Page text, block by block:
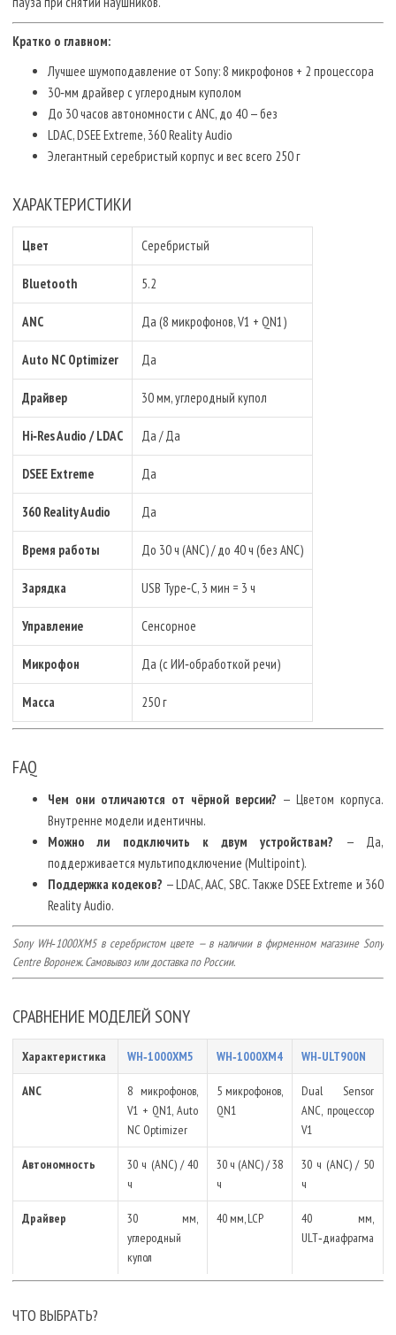
Кратко о главном:
Лучшее шумоподавление от Sony: 8 микрофонов + 2 процессора
30‑мм драйвер с углеродным куполом
До 30 часов автономности с ANC, до 40 — без
LDAC, DSEE Extreme, 360 Reality Audio
Элегантный серебристый корпус и вес всего 250 г
ХАРАКТЕРИСТИКИ
Цвет Серебристый
Bluetooth 5.2
ANC Да (8 микрофонов, V1 + QN1)
Auto NC Optimizer Да
Драйвер 30 мм, углеродный купол
Hi‑Res Audio / LDAC Да / Да
DSEE Extreme Да
360 Reality Audio Да
Время работы До 30 ч (ANC) / до 40 ч (без ANC)
Зарядка USB Type‑C, 3 мин = 3 ч
Управление Сенсорное
Микрофон Да (с ИИ‑обработкой речи)
Масса 250 г
FAQ
Чем они отличаются от чёрной версии? — Цветом корпуса.
Внутренне модели идентичны.
Можно ли подключить к двум устройствам? — Да,
поддерживается мультиподключение (Multipoint).
Поддержка кодеков? — LDAC, AAC, SBC. Также DSEE Extreme и 360
Reality Audio.
Sony WH‑1000XM5 в серебристом цвете — в наличии в фирменном магазине Sony
Centre Воронеж. Самовывоз или доставка по России.
СРАВНЕНИЕ МОДЕЛЕЙ SONY
Характеристика WH‑1000XM5 WH‑1000XM4 WH‑ULT900N
ANC
8 микрофонов,
V1 + QN1, Auto
NC Optimizer
5 микрофонов,
QN1
Dual Sensor
ANC, процессор
V1
Автономность
30 ч (ANC) / 40
ч
30 ч (ANC) / 38
ч
30 ч (ANC) / 50
ч
Драйвер
30 мм,
углеродный
купол
40 мм, LCP
40 мм,
ULT‑диафрагма
Кодеки / DSEE
ЧТО ВЫБРАТЬ?